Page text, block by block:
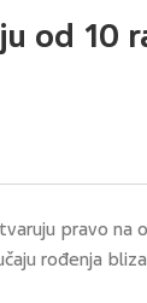
od 10
pravo na
rođenja